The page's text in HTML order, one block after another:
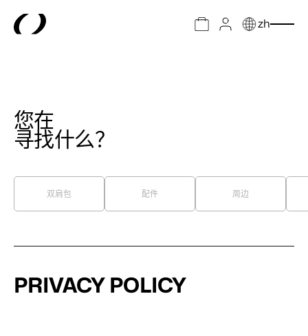
zh
您在
寻找什么？
双肩包 配件 周边
PRIVACY POLICY